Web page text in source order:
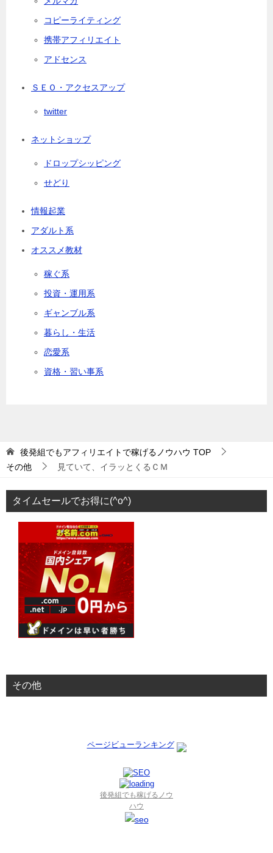
コピーライティング
携帯アフィリエイト
アドセンス
ＳＥＯ・アクセスアップ
twitter
ネットショップ
ドロップシッピング
せどり
情報起業
アダルト系
オススメ教材
稼ぐ系
投資・運用系
ギャンブル系
暮らし・生活
恋愛系
資格・習い事系
後発組でもアフィリエイトで稼げるノウハウ TOP
その他
見ていて、イラッとくるＣＭ
タイムセールでお得に(^o^)
その他
ページビューランキング
後発組でも稼げるノウ
ハウ